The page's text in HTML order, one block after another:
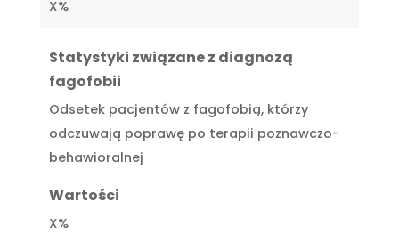
X%
Statystyki związane z diagnozą
fagofobii
Odsetek pacjentów z fagofobią, którzy
odczuwają poprawę po terapii poznawczo-
behawioralnej
Wartości
X%